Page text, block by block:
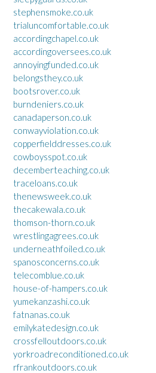
stephensmoke.co.uk
trialuncomfortable.co.uk
accordingchapel.co.uk
accordingoversees.co.uk
annoyingfunded.co.uk
belongsthey.co.uk
bootsrover.co.uk
burndeniers.co.uk
canadaperson.co.uk
conwayviolation.co.uk
copperfielddresses.co.uk
cowboysspot.co.uk
decemberteaching.co.uk
traceloans.co.uk
thenewsweek.co.uk
thecakewala.co.uk
thomson-thorn.co.uk
wrestlingagrees.co.uk
underneathfoiled.co.uk
spanosconcerns.co.uk
telecomblue.co.uk
house-of-hampers.co.uk
yumekanzashi.co.uk
fatnanas.co.uk
emilykatedesign.co.uk
crossfelloutdoors.co.uk
yorkroadreconditioned.co.uk
rfrankoutdoors.co.uk